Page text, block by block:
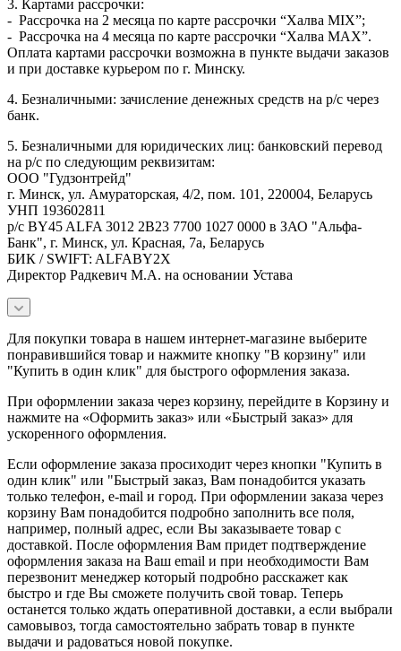
3. Картами рассрочки:
- Рассрочка на 2 месяца по карте рассрочки “Халва MIX”;
- Рассрочка на 4 месяца по карте рассрочки “Халва MAX”.
Оплата картами рассрочки возможна в пункте выдачи заказов
и при доставке курьером по г. Минску.
4. Безналичными: зачисление денежных средств на р/с через
банк.
5. Безналичными для юридических лиц: банковский перевод
на р/с по следующим реквизитам:
ООО "Гудзонтрейд"
г. Минск, ул. Амураторская, 4/2, пом. 101, 220004, Беларусь
УНП 193602811
р/с BY45 ALFA 3012 2B23 7700 1027 0000 в ЗАО "Альфа-
Банк", г. Минск, ул. Красная, 7а, Беларусь
БИК / SWIFT: ALFABY2X
Директор Радкевич М.А. на основании Устава
Для покупки товара в нашем интернет-магазине выберите
понравившийся товар и нажмите кнопку "В корзину" или
"Купить в один клик" для быстрого оформления заказа.
При оформлении заказа через корзину, перейдите в Корзину и
нажмите на «Оформить заказ» или «Быстрый заказ» для
ускоренного оформления.
Если оформление заказа просиходит через кнопки "Купить в
один клик" или "Быстрый заказ, Вам понадобится указать
только телефон, e-mail и город. При оформлении заказа через
корзину Вам понадобится подробно заполнить все поля,
например, полный адрес, если Вы заказываете товар с
доставкой. После оформления Вам придет подтверждение
оформления заказа на Ваш email и при необходимости Вам
перезвонит менеджер который подробно расскажет как
быстро и где Вы сможете получить свой товар. Теперь
останется только ждать оперативной доставки, а если выбрали
самовывоз, тогда самостоятельно забрать товар в пункте
выдачи и радоваться новой покупке.